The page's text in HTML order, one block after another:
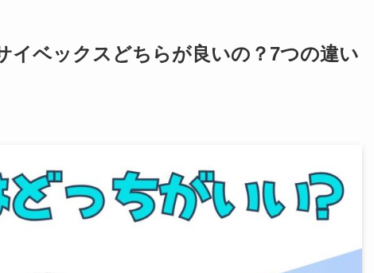
イベックスどちらが良いの？7つの違い